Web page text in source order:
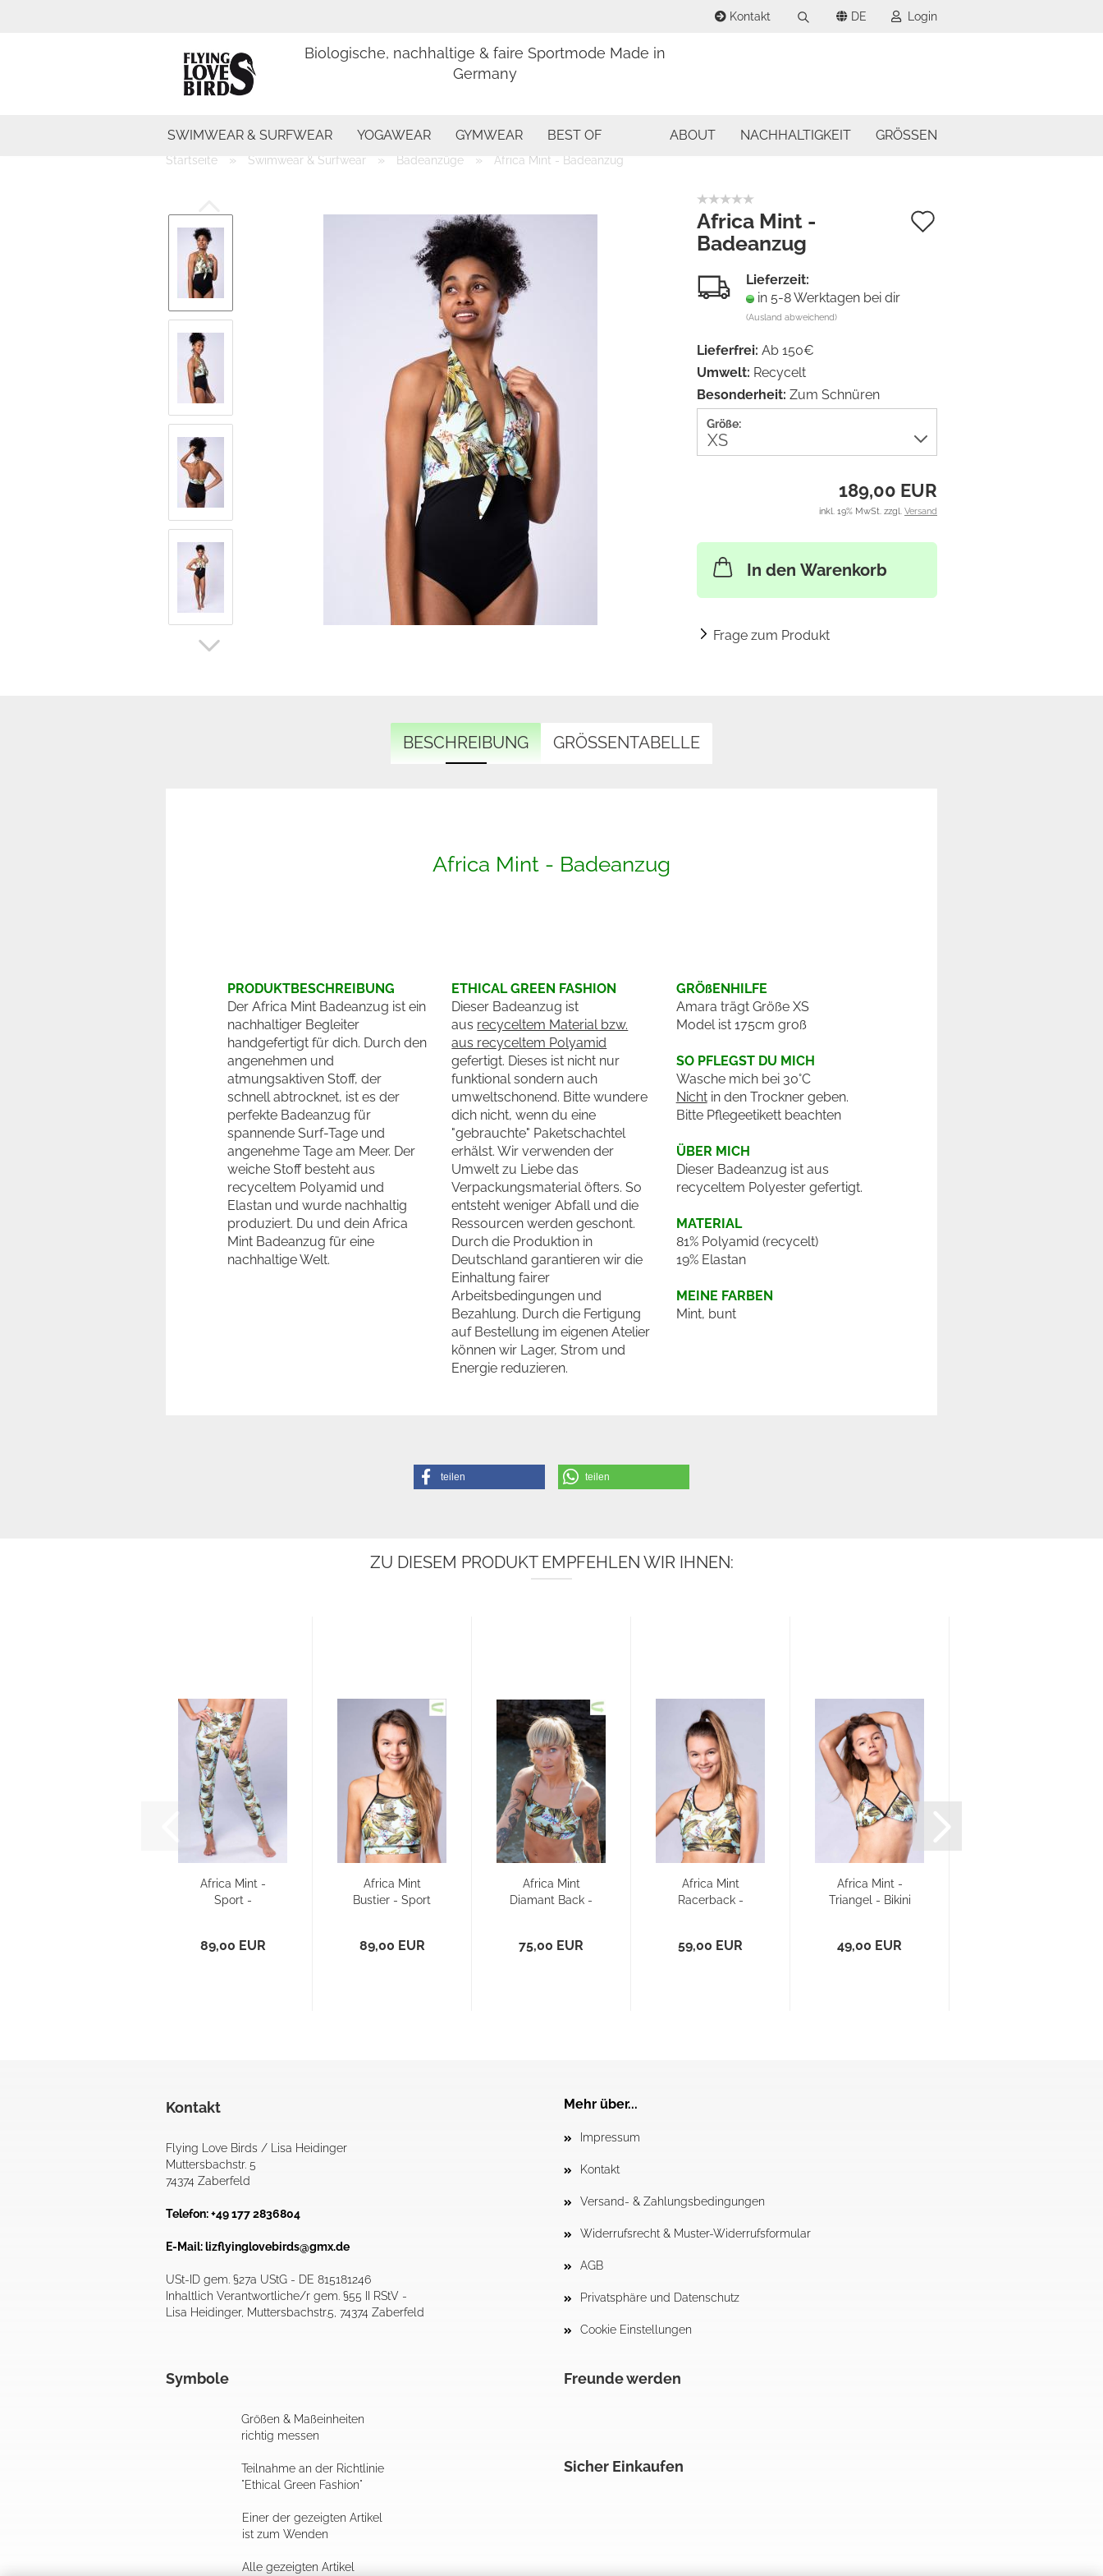
Kontakt DE
Sprache auswählen
Login
Konto erstellen
Passwort vergessen?
Biologische, nachhaltige & faire Sportmode Made in
Germany
SWIMWEAR & SURFWEAR YOGAWEAR GYMWEAR BEST OF ABOUT NACHHALTIGKEIT GRÖSSEN
Startseite » Swimwear & Surfwear » Badeanzüge » Africa Mint - Badeanzug
Africa Mint -
Badeanzug
Lieferzeit:
in 5-8 Werktagen bei dir
(Ausland abweichend)
Lieferfrei: Ab 150€
Umwelt: Recycelt
Besonderheit: Zum Schnüren
Größe:
189,00 EUR
inkl. 19% MwSt. zzgl. Versand
In den Warenkorb
Frage zum Produkt
BESCHREIBUNG GRÖSSENTABELLE
Africa Mint - Badeanzug
PRODUKTBESCHREIBUNG
Der Africa Mint Badeanzug ist ein
nachhaltiger Begleiter
handgefertigt für dich. Durch den
angenehmen und
atmungsaktiven Stoff, der
schnell abtrocknet, ist es der
perfekte Badeanzug für
spannende Surf-Tage und
angenehme Tage am Meer. Der
weiche Stoff besteht aus
recyceltem Polyamid und
Elastan und wurde nachhaltig
produziert. Du und dein Africa
Mint Badeanzug für eine
nachhaltige Welt.
ETHICAL GREEN FASHION
Dieser Badeanzug ist
aus recyceltem Material bzw.
aus recyceltem Polyamid
gefertigt. Dieses ist nicht nur
funktional sondern auch
umweltschonend. Bitte wundere
dich nicht, wenn du eine
"gebrauchte" Paketschachtel
erhälst. Wir verwenden der
Umwelt zu Liebe das
Verpackungsmaterial öfters. So
entsteht weniger Abfall und die
Ressourcen werden geschont.
Durch die Produktion in
Deutschland garantieren wir die
Einhaltung fairer
Arbeitsbedingungen und
Bezahlung. Durch die Fertigung
auf Bestellung im eigenen Atelier
können wir Lager, Strom und
Energie reduzieren.
GRÖßENHILFE
Amara trägt Größe XS
Model ist 175cm groß
SO PFLEGST DU MICH
Wasche mich bei 30°C
Nichtin den Trockner geben.
Bitte Pflegeetikett beachten
ÜBER MICH
Dieser Badeanzug ist aus
recyceltem Polyester gefertigt.
MATERIAL
81% Polyamid (recycelt)
19% Elastan
MEINE FARBEN
Mint, bunt
teilen teilen
ZU DIESEM PRODUKT EMPFEHLEN WIR IHNEN:
Africa Mint -
Sport -
89,00 EUR
Africa Mint
Bustier - Sport
89,00 EUR
Africa Mint
Diamant Back -
75,00 EUR
Africa Mint
Racerback -
59,00 EUR
Africa Mint -
Triangel - Bikini
49,00 EUR
Kontakt
Flying Love Birds / Lisa Heidinger
Muttersbachstr. 5
74374 Zaberfeld
Telefon: +49 177 2836804
E-Mail: lizflyinglovebirds@gmx.de
USt-ID gem. §27a UStG - DE 815181246
Inhaltlich Verantwortliche/r gem. §55 II RStV -
Lisa Heidinger, Muttersbachstr.5, 74374 Zaberfeld
Mehr über...
Impressum
Kontakt
Versand- & Zahlungsbedingungen
Widerrufsrecht & Muster-Widerrufsformular
AGB
Privatsphäre und Datenschutz
Cookie Einstellungen
Symbole
Größen & Maßeinheiten
richtig messen
Teilnahme an der Richtlinie
"Ethical Green Fashion"
Einer der gezeigten Artikel
ist zum Wenden
Alle gezeigten Artikel
Freunde werden
Sicher Einkaufen